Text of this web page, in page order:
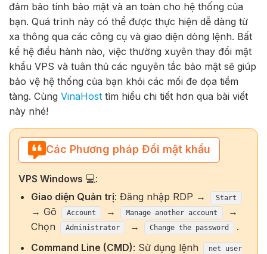
đảm bảo tính bảo mật và an toàn cho hệ thống của
bạn. Quá trình này có thể được thực hiện dễ dàng từ
xa thông qua các công cụ và giao diện dòng lệnh. Bất
kể hệ điều hành nào, việc thường xuyên thay đổi mật
khẩu VPS và tuân thủ các nguyên tắc bảo mật sẽ giúp
bảo vệ hệ thống của bạn khỏi các mối đe dọa tiềm
tàng. Cùng VinaHost tìm hiểu chi tiết hơn qua bài viết
này nhé!
Các Phương pháp Đổi mật khẩu
VPS Windows 💻:
Giao diện Quản trị: Đăng nhập RDP → Start
→ Gõ Account → Manage another account
→
Chọn
Administrator → Change the password
.
Command Line (CMD): Sử dụng lệnh
net user